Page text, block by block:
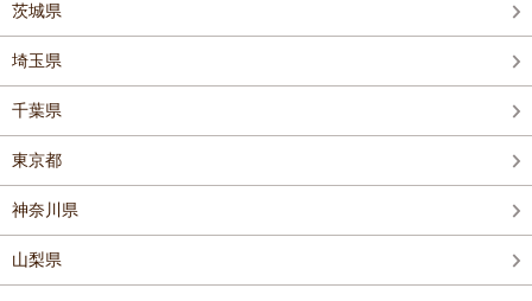
茨城県
埼玉県
千葉県
東京都
神奈川県
山梨県